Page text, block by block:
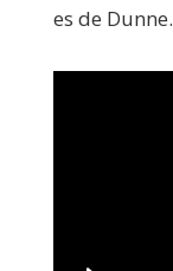
es de Dunne.